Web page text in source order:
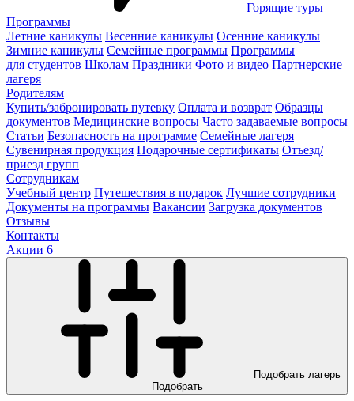
Горящие туры
Программы
Летние каникулы Весенние каникулы Осенние каникулы
Зимние каникулы Семейные программы Программы
для студентов Школам Праздники Фото и видео Партнерские
лагеря
Родителям
Купить/забронировать путевку Оплата и возврат Образцы
документов Медицинские вопросы Часто задаваемые вопросы
Статьи Безопасность на программе Семейные лагеря
Сувенирная продукция Подарочные сертификаты Отъезд/
приезд групп
Сотрудникам
Учебный центр Путешествия в подарок Лучшие сотрудники
Документы на программы Вакансии Загрузка документов
Отзывы
Контакты
Акции 6
Подобрать лагерь
Подобрать